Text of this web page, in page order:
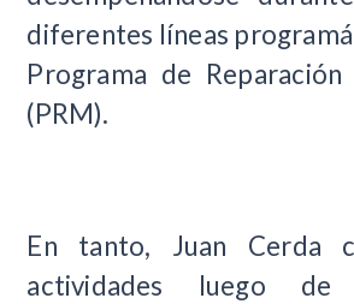
diferentes líneas
Programa de
(PRM).
En tanto, Juan Cerda
actividades luego